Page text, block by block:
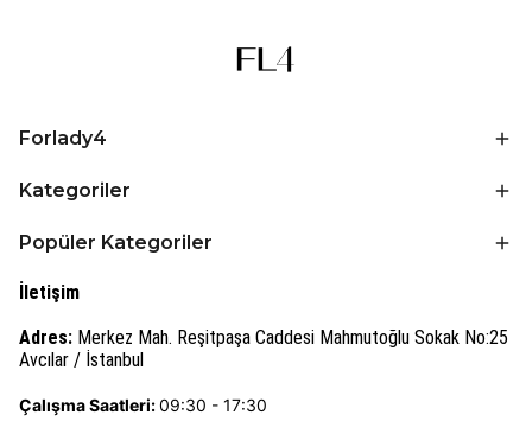
Forlady4
Kategoriler
Popüler Kategoriler
İletişim
Adres: Merkez Mah. Reşitpaşa Caddesi Mahmutoğlu Sokak No:25
Avcılar / İstanbul
Çalışma Saatleri:09:30 - 17:30